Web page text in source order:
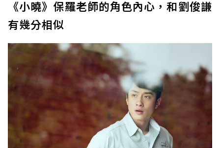
《小曉》保羅老師的角色內心，和劉俊謙
有幾分相似